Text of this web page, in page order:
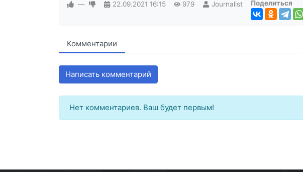
— 22.09.2021 16:15 979 Journalist Поделиться
Комментарии
Написать комментарий
Нет комментариев. Ваш будет первым!